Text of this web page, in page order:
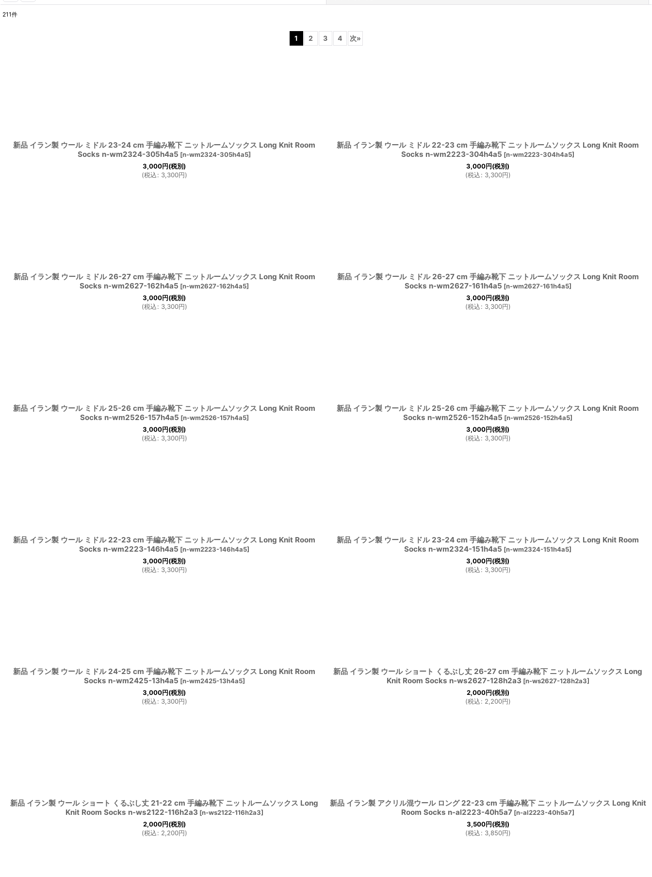
211件
1 2 3 4 次»
新品 イラン製 ウール ミドル 23-24 cm 手編み靴下 ニットルームソックス Long Knit Room
Socks n-wm2324-305h4a5 [n-wm2324-305h4a5]
3,000円(税別)
(税込: 3,300円)
新品 イラン製 ウール ミドル 22-23 cm 手編み靴下 ニットルームソックス Long Knit Room
Socks n-wm2223-304h4a5 [n-wm2223-304h4a5]
3,000円(税別)
(税込: 3,300円)
新品 イラン製 ウール ミドル 26-27 cm 手編み靴下 ニットルームソックス Long Knit Room
Socks n-wm2627-162h4a5 [n-wm2627-162h4a5]
3,000円(税別)
(税込: 3,300円)
新品 イラン製 ウール ミドル 26-27 cm 手編み靴下 ニットルームソックス Long Knit Room
Socks n-wm2627-161h4a5 [n-wm2627-161h4a5]
3,000円(税別)
(税込: 3,300円)
新品 イラン製 ウール ミドル 25-26 cm 手編み靴下 ニットルームソックス Long Knit Room
Socks n-wm2526-157h4a5 [n-wm2526-157h4a5]
3,000円(税別)
(税込: 3,300円)
新品 イラン製 ウール ミドル 25-26 cm 手編み靴下 ニットルームソックス Long Knit Room
Socks n-wm2526-152h4a5 [n-wm2526-152h4a5]
3,000円(税別)
(税込: 3,300円)
新品 イラン製 ウール ミドル 22-23 cm 手編み靴下 ニットルームソックス Long Knit Room
Socks n-wm2223-146h4a5 [n-wm2223-146h4a5]
3,000円(税別)
(税込: 3,300円)
新品 イラン製 ウール ミドル 23-24 cm 手編み靴下 ニットルームソックス Long Knit Room
Socks n-wm2324-151h4a5 [n-wm2324-151h4a5]
3,000円(税別)
(税込: 3,300円)
新品 イラン製 ウール ミドル 24-25 cm 手編み靴下 ニットルームソックス Long Knit Room
Socks n-wm2425-13h4a5 [n-wm2425-13h4a5]
3,000円(税別)
(税込: 3,300円)
新品 イラン製 ウール ショート くるぶし丈 26-27 cm 手編み靴下 ニットルームソックス Long
Knit Room Socks n-ws2627-128h2a3 [n-ws2627-128h2a3]
2,000円(税別)
(税込: 2,200円)
新品 イラン製 ウール ショート くるぶし丈 21-22 cm 手編み靴下 ニットルームソックス Long
Knit Room Socks n-ws2122-116h2a3 [n-ws2122-116h2a3]
2,000円(税別)
(税込: 2,200円)
新品 イラン製 アクリル混ウール ロング 22-23 cm 手編み靴下 ニットルームソックス Long Knit
Room Socks n-al2223-40h5a7 [n-al2223-40h5a7]
3,500円(税別)
(税込: 3,850円)